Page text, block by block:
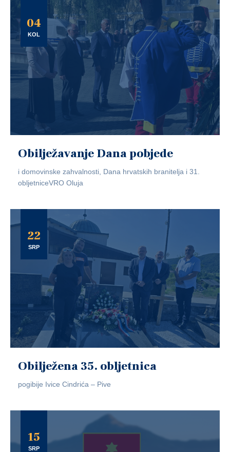
04
KOL
Obilježavanje Dana pobjede
i domovinske zahvalnosti, Dana hrvatskih branitelja i 31.
obljetniceVRO Oluja
22
SRP
Obilježena 35. obljetnica
pogibije Ivice Cindrića – Pive
15
SRP